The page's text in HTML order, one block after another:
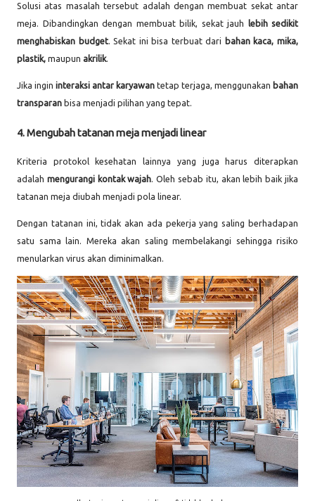
Solusi atas masalah tersebut adalah dengan membuat sekat antar
meja. Dibandingkan dengan membuat bilik, sekat jauh
lebih sedikit
menghabiskan budget. Sekat ini bisa terbuat dari bahan kaca, mika,
plastik, maupun akrilik.
Jika ingin interaksi antar karyawan tetap terjaga, menggunakan bahan
transparan bisa menjadi pilihan yang tepat.
4. Mengubah tatanan meja menjadi linear
Kriteria protokol kesehatan lainnya yang juga harus diterapkan
adalah mengurangi kontak wajah. Oleh sebab itu, akan lebih baik jika
tatanan meja diubah menjadi pola linear.
Dengan tatanan ini, tidak akan ada pekerja yang saling berhadapan
satu sama lain. Mereka akan saling membelakangi sehingga risiko
menularkan virus akan diminimalkan.